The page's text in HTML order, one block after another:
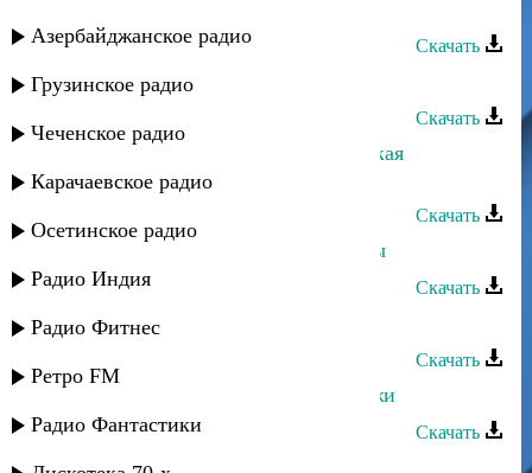
Азербайджанское радио
Грузинское радио
Чеченское радио
Карачаевское радио
Осетинское радио
Радио Индия
Радио Фитнес
Ретро FM
Радио Фантастики
Скачать
Тимур Темиров - Розы
Скачать
Аминат Алиева - Агъулар (Агульская
народная)
Скачать
Ислам Итляшев - Она любила розы
Скачать
Зайнаб Махаева - Дир хирияй
Скачать
Зайнаб Махаева - Скажи мне, скажи
Скачать
Ибрагим Тагиров - Розы